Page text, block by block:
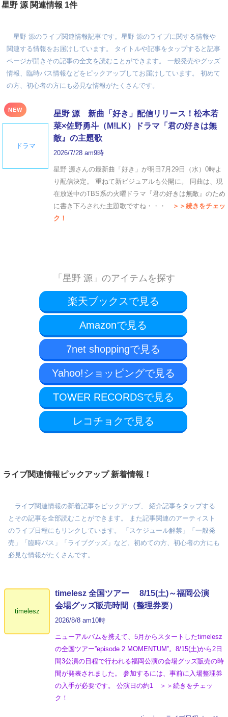
星野 源 関連情報 1件
星野 源のライブ関連情報記事です。星野 源のライブに関する情報や
関連する情報をお届けしています。 タイトルや記事をタップすると記事
ページが開きその記事の全文を読むことができます。 一般発売やグッズ
情報、臨時バス情報などをピックアップしてお届けしています。 初めて
の方、初心者の方にも必見な情報がたくさんです。
NEW
ドラマ
星野 源 新曲「好き」配信リリース！松本若
菜×佐野勇斗（M!LK）ドラマ「君の好きは無
敵』の主題歌
2026/7/28 am9時
星野 源さんの最新曲「好き」が明日7月29日（水）0時よ
り配信決定。 重ねて新ビジュアルも公開に。 同曲は、現
在放送中のTBS系の火曜ドラマ『君の好きは無敵』のため
に書き下ろされた主題歌ですね・・・
＞＞続きをチェッ
ク！
「星野 源」のアイテムを探す
楽天ブックスで見る
Amazonで見る
7net shoppingで見る
Yahoo!ショッピングで見る
TOWER RECORDSで見る
レコチョクで見る
ライブ関連情報ピックアップ 新着情報！
ライブ関連情報の新着記事をピックアップ、 紹介記事をタップする
とその記事を全部読むことができます。 また記事関連のアーティスト
のライブ日程にもリンクしています。 「スケジュール解禁」「一般発
売」「臨時バス」「ライブグッズ」など、初めての方、初心者の方にも
必見な情報がたくさんです。
timelesz
timelesz 全国ツアー 8/15(土)～福岡公演
会場グッズ販売時間（整理券要）
2026/8/8 am10時
ニューアルバムを携えて、5月からスタートしたtimelesz
の全国ツアー”episode 2 MOMENTUM”。8/15(土)から2日
間3公演の日程で行われる福岡公演の会場グッズ販売の時
間が発表されました。 参加するには、事前に入場整理券
の入手が必要です。 公演日の約1 ＞＞続きをチェッ
ク！